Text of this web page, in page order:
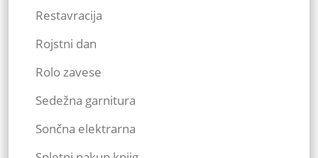
Restavracija
Rojstni dan
Rolo zavese
Sedežna garnitura
Sončna elektrarna